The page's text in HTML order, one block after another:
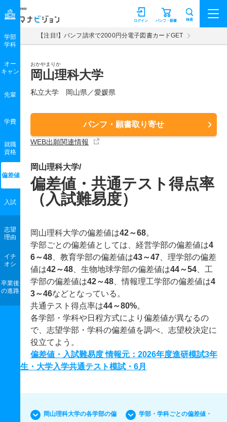
マナビジョン パンフ・願書
ログイン 検索
【注目!】パンフ請求で2000円分電子図書カードGET
おかやまりか
岡山理科大学
私立大学 岡山県／愛媛県
パンフ・願書取り寄せ
WEB出願関連情報
学部
学科
オー
キャン
先輩
学費
就職
資格
偏差値
入試
志望
理由
イチ
オシ
卒業後
の進路
岡山理科大学/
偏差値・共通テスト得点率
（入試難易度）
岡山理科大学の偏差値は42～68。
学部ごとの偏差値としては、経営学部の偏差値は4
6～48 、教育学部の偏差値は43～47 、理学部の偏差
値は42～48 、生物地球学部の偏差値は44～54 、工
学部の偏差値は42～48 、情報理工学部の偏差値は4
3～46などとなっている。
共通テスト得点率は44～80%。
各学部・学科や日程方式により偏差値が異なるの
で、志望学部・学科の偏差値を調べ、志望校決定に
役立てよう。
偏差値・入試難易度 情報元：2026年度進研模試3年
生・大学入学共通テスト模試・6月
岡山理科大学の各学部の偏
学部・学科ごとの偏差値・